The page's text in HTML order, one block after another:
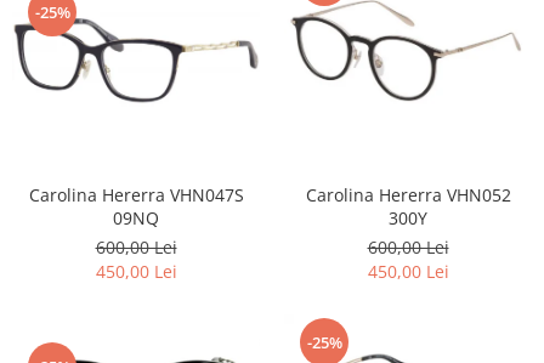
-25%
Carolina Hererra VHN047S
09NQ
600,00 Lei
450,00 Lei
Carolina Hererra VHN052
300Y
600,00 Lei
450,00 Lei
-25%